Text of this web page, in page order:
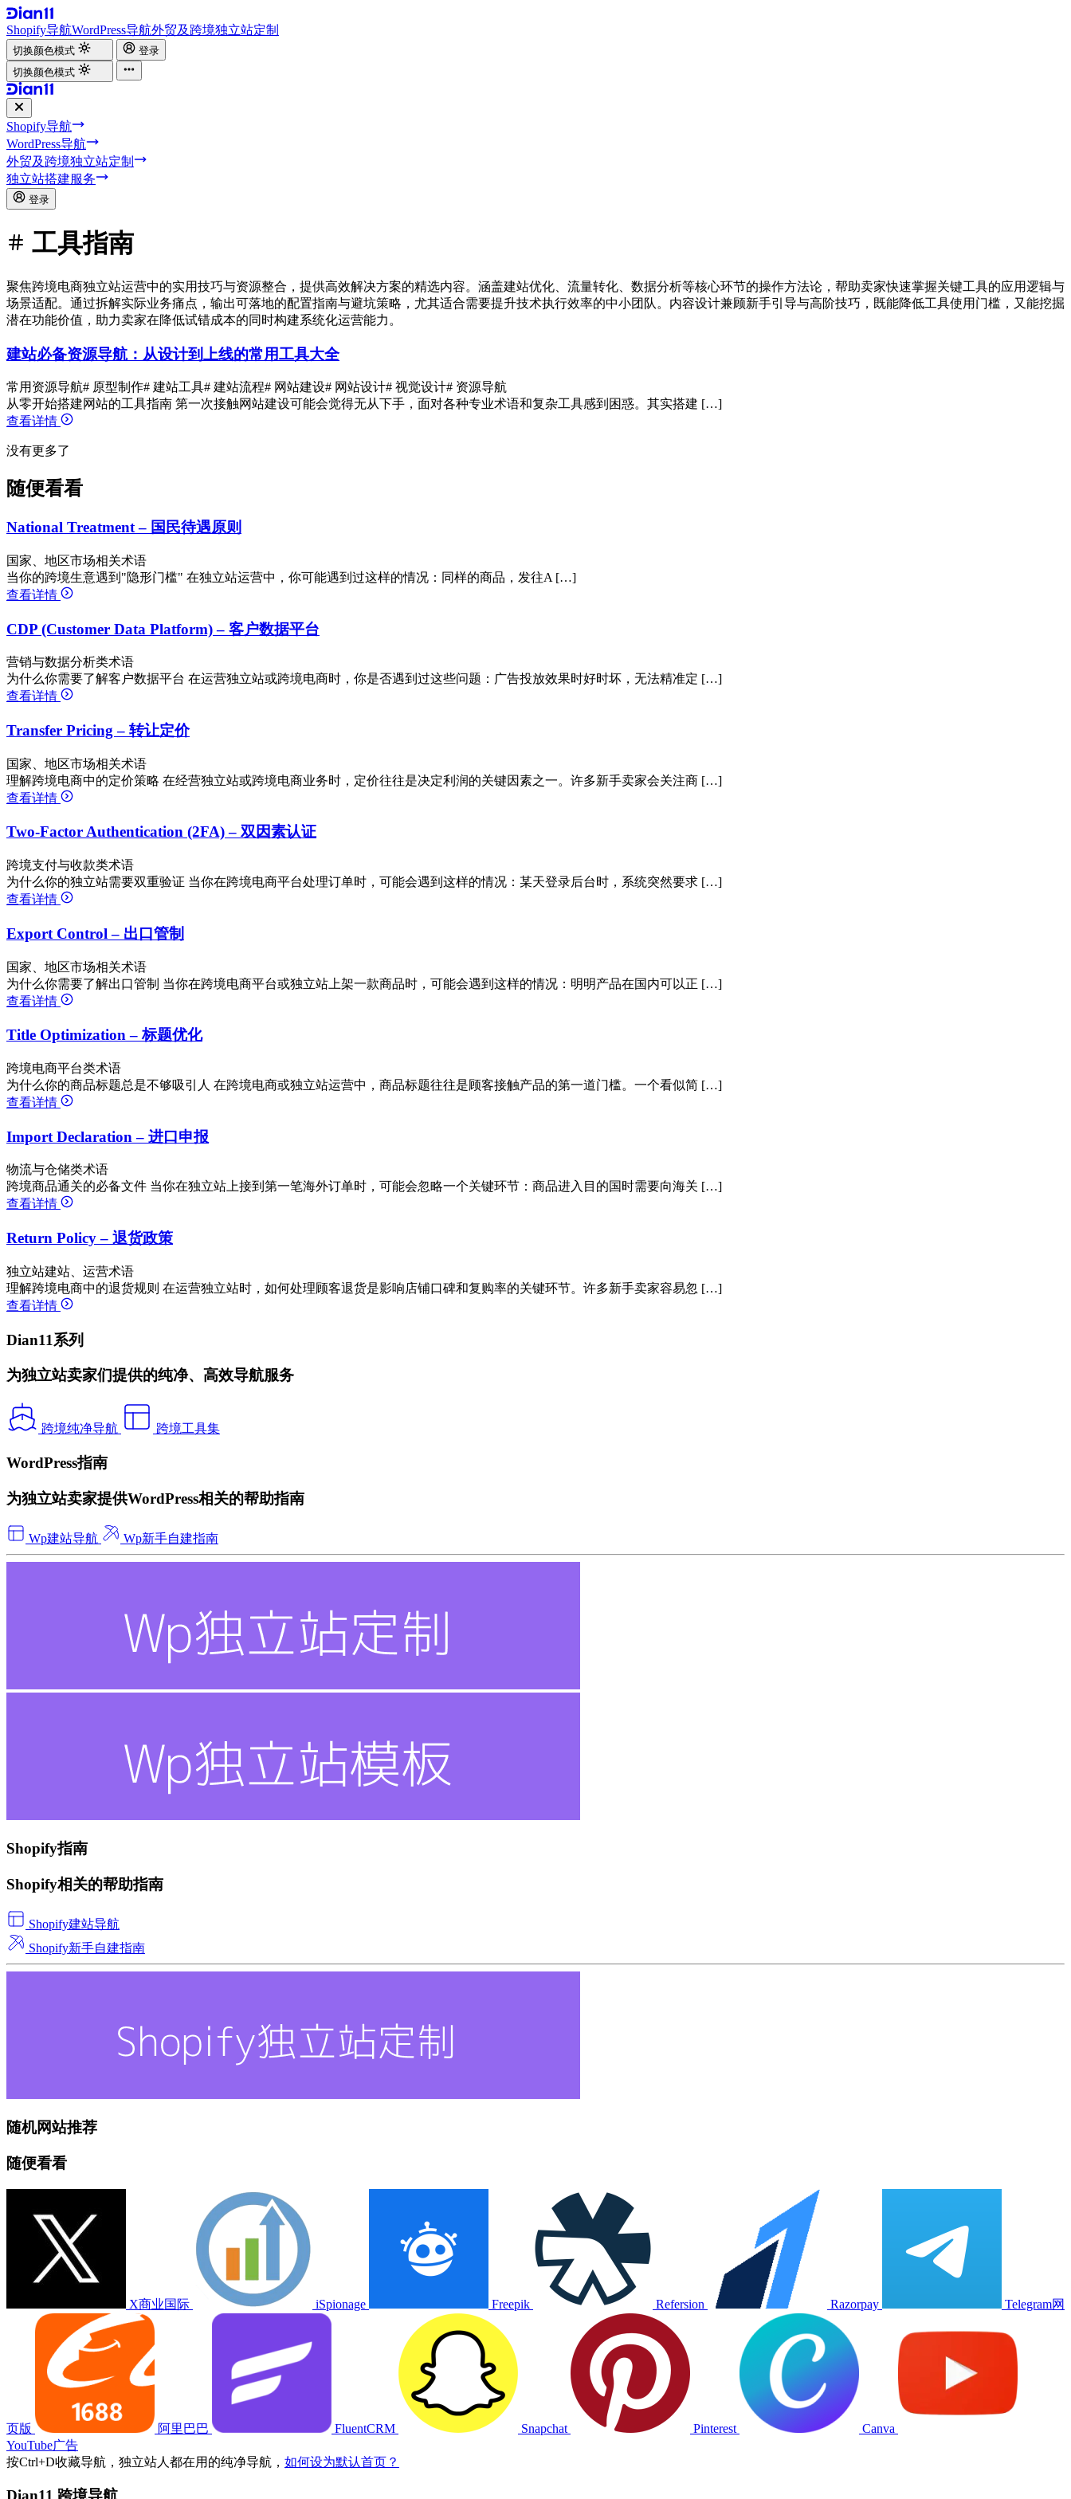
Shopify导航WordPress导航外贸及跨境独立站定制
切换颜色模式
登录
切换颜色模式
Shopify导航
WordPress导航
外贸及跨境独立站定制
独立站搭建服务
登录
工具指南
聚焦跨境电商独立站运营中的实用技巧与资源整合，提供高效解决方案的精选内容。涵盖建站优化、流量转化、数据分析等核心环节的操作方法论，帮助卖家快速掌握关键工具的应用逻辑与
场景适配。通过拆解实际业务痛点，输出可落地的配置指南与避坑策略，尤其适合需要提升技术执行效率的中小团队。内容设计兼顾新手引导与高阶技巧，既能降低工具使用门槛，又能挖掘
潜在功能价值，助力卖家在降低试错成本的同时构建系统化运营能力。
建站必备资源导航：从设计到上线的常用工具大全
常用资源导航# 原型制作# 建站工具# 建站流程# 网站建设# 网站设计# 视觉设计# 资源导航
从零开始搭建网站的工具指南 第一次接触网站建设可能会觉得无从下手，面对各种专业术语和复杂工具感到困惑。其实搭建 […]
查看详情
没有更多了
随便看看
National Treatment – 国民待遇原则
国家、地区市场相关术语
当你的跨境生意遇到"隐形门槛" 在独立站运营中，你可能遇到过这样的情况：同样的商品，发往A […]
查看详情
CDP (Customer Data Platform) – 客户数据平台
营销与数据分析类术语
为什么你需要了解客户数据平台 在运营独立站或跨境电商时，你是否遇到过这些问题：广告投放效果时好时坏，无法精准定 […]
查看详情
Transfer Pricing – 转让定价
国家、地区市场相关术语
理解跨境电商中的定价策略 在经营独立站或跨境电商业务时，定价往往是决定利润的关键因素之一。许多新手卖家会关注商 […]
查看详情
Two-Factor Authentication (2FA) – 双因素认证
跨境支付与收款类术语
为什么你的独立站需要双重验证 当你在跨境电商平台处理订单时，可能会遇到这样的情况：某天登录后台时，系统突然要求 […]
查看详情
Export Control – 出口管制
国家、地区市场相关术语
为什么你需要了解出口管制 当你在跨境电商平台或独立站上架一款商品时，可能会遇到这样的情况：明明产品在国内可以正 […]
查看详情
Title Optimization – 标题优化
跨境电商平台类术语
为什么你的商品标题总是不够吸引人 在跨境电商或独立站运营中，商品标题往往是顾客接触产品的第一道门槛。一个看似简 […]
查看详情
Import Declaration – 进口申报
物流与仓储类术语
跨境商品通关的必备文件 当你在独立站上接到第一笔海外订单时，可能会忽略一个关键环节：商品进入目的国时需要向海关 […]
查看详情
Return Policy – 退货政策
独立站建站、运营术语
理解跨境电商中的退货规则 在运营独立站时，如何处理顾客退货是影响店铺口碑和复购率的关键环节。许多新手卖家容易忽 […]
查看详情
Dian11系列
为独立站卖家们提供的纯净、高效导航服务
跨境纯净导航 跨境工具集
WordPress指南
为独立站卖家提供WordPress相关的帮助指南
Wp建站导航 Wp新手自建指南
Shopify指南
Shopify相关的帮助指南
Shopify建站导航
Shopify新手自建指南
随机网站推荐
随便看看
X商业国际 iSpionage Freepik Refersion Razorpay Telegram网
页版 阿里巴巴 FluentCRM Snapchat Pinterest
Canva
YouTube广告
按Ctrl+D收藏导航，独立站人都在用的纯净导航， 如何设为默认首页？
Dian11 跨境导航